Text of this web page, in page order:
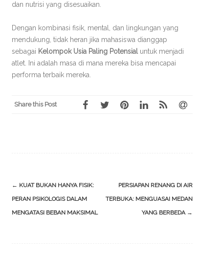
dan nutrisi yang disesuaikan.
Dengan kombinasi fisik, mental, dan lingkungan yang
mendukung, tidak heran jika mahasiswa dianggap
sebagai Kelompok Usia Paling Potensial untuk menjadi
atlet. Ini adalah masa di mana mereka bisa mencapai
performa terbaik mereka.
Share this Post
Post
navigation
← KUAT BUKAN HANYA FISIK:
PERAN PSIKOLOGIS DALAM
MENGATASI BEBAN MAKSIMAL
PERSIAPAN RENANG DI AIR
TERBUKA: MENGUASAI MEDAN
YANG BERBEDA →